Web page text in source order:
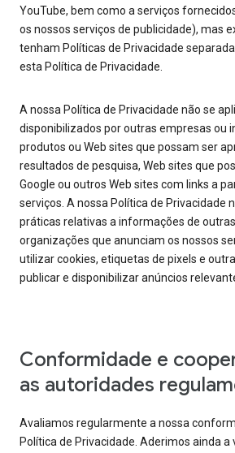
YouTube, bem como a serviços
os nossos serviços de publicidade), mas
tenham Políticas de Privacidade
esta Política de Privacidade.
A nossa Política de Privacidade não se
disponibilizados por outras empresas ou
produtos ou Web sites que possam ser
resultados de pesquisa, Web sites que
Google ou outros Web sites com links a
serviços. A nossa Política de Privacidade
práticas relativas a informações de
organizações que anunciam os nossos
utilizar cookies, etiquetas de pixels e
publicar e disponibilizar anúncios
Conformidade e
as autoridades
Avaliamos regularmente a nossa
Política de Privacidade. Aderimos ainda a